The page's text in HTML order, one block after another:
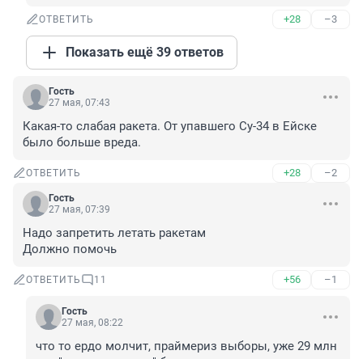
ОТВЕТИТЬ +28 –3
Показать ещё 39 ответов
Гость
27 мая, 07:43
Какая-то слабая ракета. От упавшего Су-34 в Ейске
было больше вреда.
ОТВЕТИТЬ +28 –2
Гость
27 мая, 07:39
Надо запретить летать ракетам
Должно помочь
ОТВЕТИТЬ 11 +56 –1
Гость
27 мая, 08:22
что то ердо молчит, праймериз выборы, уже 29 млн